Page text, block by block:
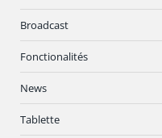
Broadcast
Fonctionalités
News
Tablette